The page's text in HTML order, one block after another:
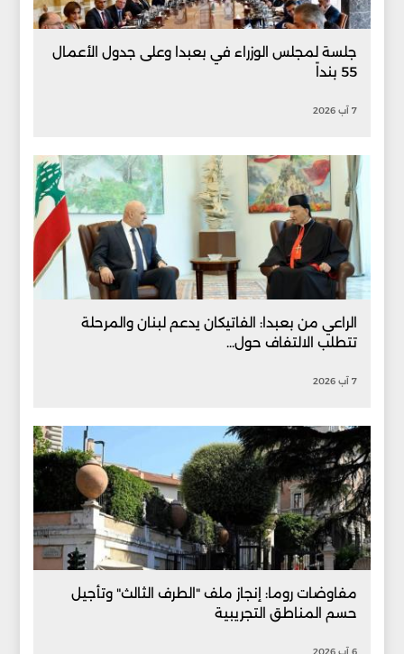
جلسة لمجلس الوزراء في بعبدا وعلى جدول الأعمال
55 بنداً
7 آب 2026
الراعي من بعبدا: الفاتيكان يدعم لبنان والمرحلة
تتطلب الالتفاف حول...
7 آب 2026
مفاوضات روما: إنجاز ملف "الطرف الثالث" وتأجيل
حسم المناطق التجريبية
6 آب 2026